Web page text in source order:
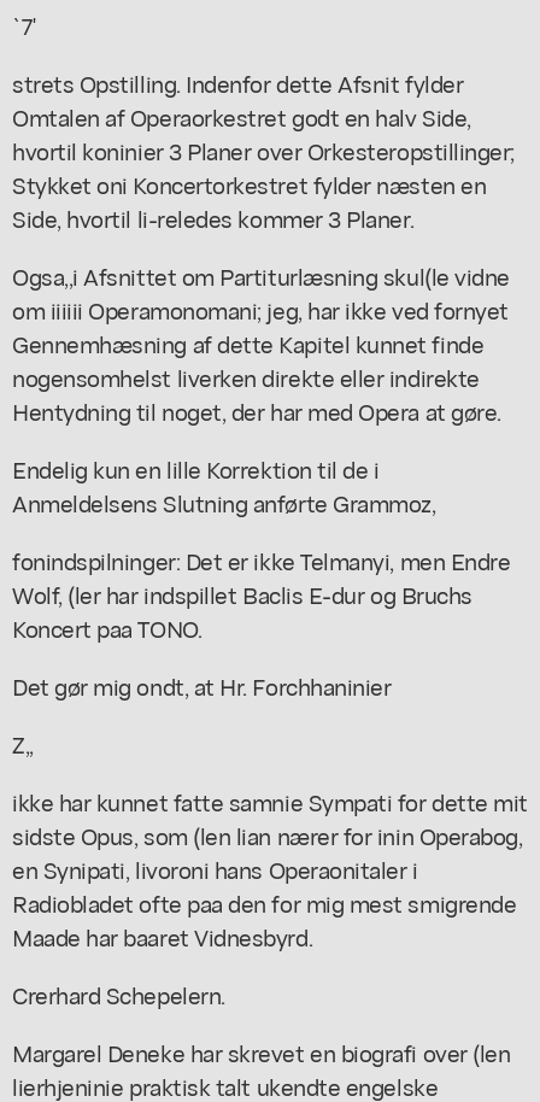
`7'
strets Opstilling. Indenfor dette Afsnit fylder
Omtalen af Operaorkestret godt en halv Side,
hvortil koninier 3 Planer over Orkesteropstillinger;
Stykket oni Koncertorkestret fylder næsten en
Side, hvortil li-reledes kommer 3 Planer.
Ogsa,,i Afsnittet om Partiturlæsning skul(le vidne
om iiiiii Operamonomani; jeg, har ikke ved fornyet
Gennemhæsning af dette Kapitel kunnet finde
nogensomhelst liverken direkte eller indirekte
Hentydning til noget, der har med Opera at gøre.
Endelig kun en lille Korrektion til de i
Anmeldelsens Slutning anførte Grammoz,
fonindspilninger: Det er ikke Telmanyi, men Endre
Wolf, (ler har indspillet Baclis E-dur og Bruchs
Koncert paa TONO.
Det gør mig ondt, at Hr. Forchhaninier
Z,,
ikke har kunnet fatte samnie Sympati for dette mit
sidste Opus, som (len lian nærer for inin Operabog,
en Synipati, livoroni hans Operaonitaler i
Radiobladet ofte paa den for mig mest smigrende
Maade har baaret Vidnesbyrd.
Crerhard Schepelern.
Margarel Deneke har skrevet en biografi over (len
lierhjeninie praktisk talt ukendte engelske